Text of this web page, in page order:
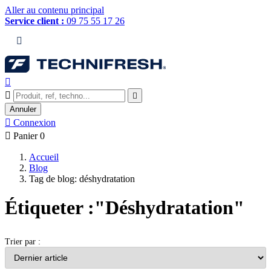
Aller au contenu principal
Service client : 09 75 55 17 26




Annuler
 Connexion
 Panier 0
Accueil
Blog
Tag de blog: déshydratation
Étiqueter :"Déshydratation"
Trier par :